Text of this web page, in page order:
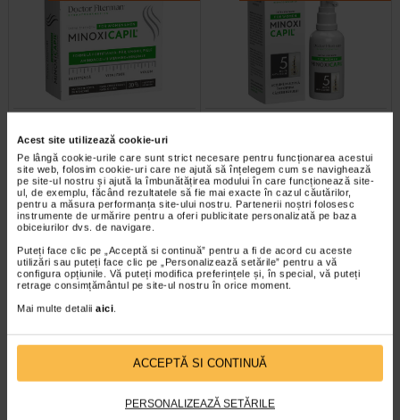
Acest site utilizează cookie-uri
Pe lângă cookie-urile care sunt strict necesare pentru funcționarea acestui
site web, folosim cookie-uri care ne ajută să înțelegem cum se navighează
pe site-ul nostru și ajută la îmbunătățirea modului în care funcționează site-
ul, de exemplu, făcând rezultatele să fie mai exacte în cazul căutărilor,
pentru a măsura performanța site-ului nostru. Partenerii noștri folosesc
instrumente de urmărire pentru a oferi publicitate personalizată pe baza
obiceiurilor dvs. de navigare.
Puteți face clic pe „Acceptă si continuă” pentru a fi de acord cu aceste
utilizări sau puteți face clic pe „Personalizează setările” pentru a vă
configura opțiunile. Vă puteți modifica preferințele și, în special, vă puteți
retrage consimțământul pe site-ul nostru în orice moment.
Mai multe detalii aici.
ACCEPTĂ SI CONTINUĂ
PERSONALIZEAZĂ SETĂRILE
DOCTOR FITERMAN
Doctor Fiterman MINOXICAPIL este
o formula fortifianta alcatuita din
aminoacizi, minerale si 11…
Doctor Fiterman MINOXICAPIL
WOMEN spray are actiune multipla
impotriva caderii parului. Potrivit…
Plătești 2, primești 3 Plătești 2, primești 3